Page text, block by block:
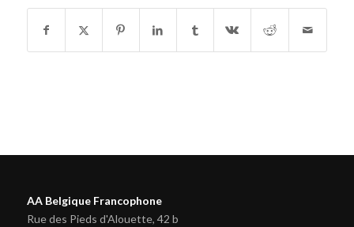
AA Belgique Francophone
Rue des Pieds d'Alouette, 42 b